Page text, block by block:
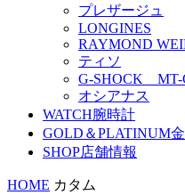
プレザージュ
LONGINES
RAYMOND
ティソ
G-SHOCK MT-
オシアナス
WATCH腕時計
GOLD＆PLATINUM
SHOP店舗情報
HOME カタム